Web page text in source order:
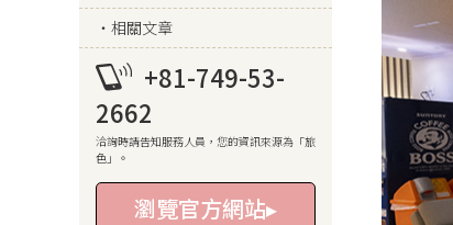
相關文章
+81-749-53-
2662
洽詢時請告知服務人員，您的資訊來源為「旅
色」。
瀏覽官方網站▸